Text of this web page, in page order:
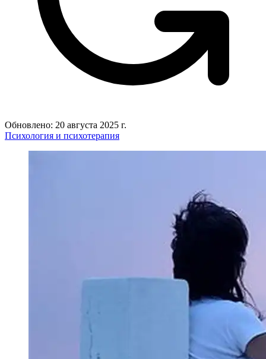
Обновлено: 20 августа 2025 г.
Психология и психотерапия